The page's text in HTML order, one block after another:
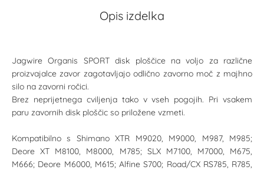
Opis izdelka
Jagwire Organis SPORT disk ploščice na voljo za različne
proizvajalce zavor zagotavljajo odlično zavorno moč z majhno
silo na zavorni ročici.
Brez neprijetnega cviljenja tako v vseh pogojih. Pri vsakem
paru zavornih disk ploščic so priložene vzmeti.
Kompatibilno s Shimano XTR M9020, M9000, M987, M985;
Deore XT M8100, M8000, M785; SLX M7100, M7000, M675,
M666; Deore M6000, M615; Alfine S700; Road/CX RS785, R785,